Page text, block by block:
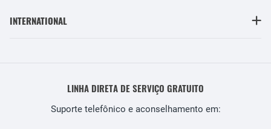
INTERNATIONAL
LINHA DIRETA DE SERVIÇO GRATUITO
Suporte telefônico e aconselhamento em: